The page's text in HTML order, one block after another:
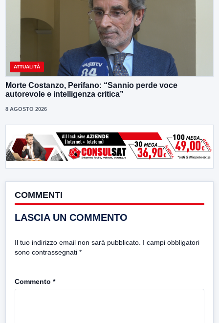
ATTUALITÀ
Morte Costanzo, Perifano: “Sannio perde voce
autorevole e intelligenza critica”
8 AGOSTO 2026
COMMENTI
LASCIA UN COMMENTO
Il tuo indirizzo email non sarà pubblicato. I campi obbligatori
sono contrassegnati *
Commento *